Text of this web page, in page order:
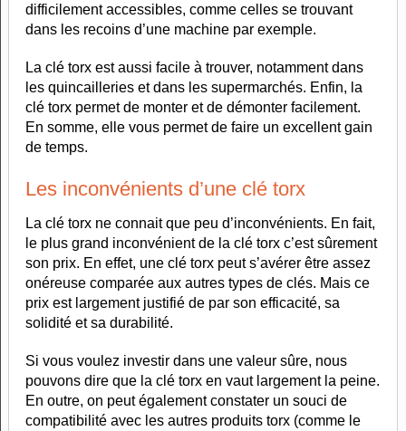
difficilement accessibles, comme celles se trouvant
dans les recoins d’une machine par exemple.
La clé torx est aussi facile à trouver, notamment dans
les quincailleries et dans les supermarchés. Enfin, la
clé torx permet de monter et de démonter facilement.
En somme, elle vous permet de faire un excellent gain
de temps.
Les inconvénients d’une clé torx
La clé torx ne connait que peu d’inconvénients. En fait,
le plus grand inconvénient de la clé torx c’est sûrement
son prix. En effet, une clé torx peut s’avérer être assez
onéreuse comparée aux autres types de clés. Mais ce
prix est largement justifié de par son efficacité, sa
solidité et sa durabilité.
Si vous voulez investir dans une valeur sûre, nous
pouvons dire que la clé torx en vaut largement la peine.
En outre, on peut également constater un souci de
compatibilité avec les autres produits torx (comme le